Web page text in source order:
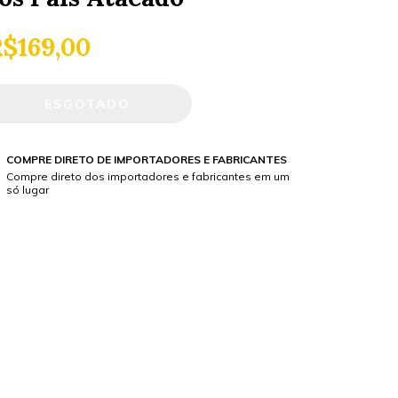
COMPRE DIRETO DE IMPORTADORES E FABRICANTES
Compre direto dos importadores e fabricantes em um
só lugar